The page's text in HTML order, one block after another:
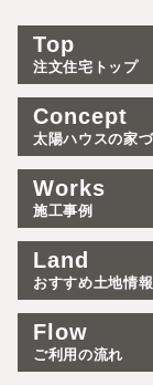
Top
注文住宅トップ
Concept
太陽ハウスの家
Works
施工事例
Land
おすすめ土地情報
Flow
ご利用の流れ